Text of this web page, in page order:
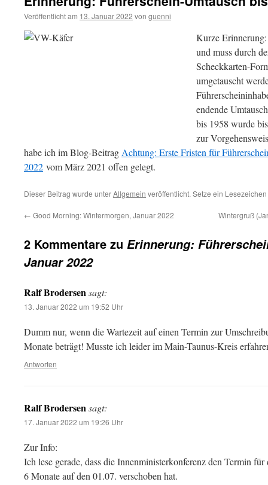
Veröffentlicht am 13. Januar 2022 von guenni
Kurze
und muss durch
Scheckkarten-
umgetauscht
endende
bis 1958 wurde
zur
habe ich im Blog-Beitrag Achtung: Erste Fristen für
2022 vom März 2021 offen gelegt.
Dieser Beitrag wurde unterAllgemein veröffentlicht. Setze ein
← Good Morning: Wintermorgen, Januar 2022 Wintergruß
2 Kommentare zu Erinnerung:
Januar 2022
Ralf Brodersensagt:
13. Januar 2022 um 19:52 Uhr
Dumm nur, wenn die Wartezeit auf einen Termin zur
Monate beträgt! Musste ich leider im Main-Taunus-Kreis
Antworten
Ralf Brodersensagt:
17. Januar 2022 um 19:26 Uhr
Zur Info:
Ich lese gerade, dass die Innenministerkonferenz den Termin
6 Monate auf den 01.07. verschoben hat.